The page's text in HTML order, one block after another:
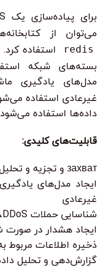
می‌توان از
redis استفاده کرد.
بسته‌های شبکه
مدل‌های یادگیری
غیرعادی استفاده
داده‌ها استفاده
قابلیت‌های کلیدی:
захват و تجزیه و تحلیل بسته‌های شبکه
ایجاد مدل‌های
غیرعادی
شناسایی حملات DDoS، اسکن پورت، و سایر فعالیت‌های مخرب
ایجاد هشدار در
ذخیره اطلاعات مربوط
گزارش‌دهی و تحلیل